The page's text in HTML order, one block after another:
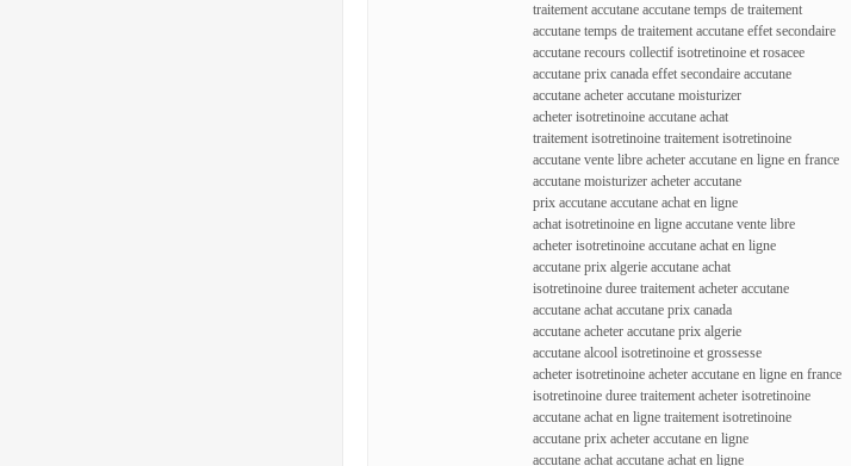
traitement accutane accutane temps de traitement
accutane temps de traitement accutane effet secondaire
accutane recours collectif isotretinoine et rosacee
accutane prix canada effet secondaire accutane
accutane acheter accutane moisturizer
acheter isotretinoine accutane achat
traitement isotretinoine traitement isotretinoine
accutane vente libre acheter accutane en ligne en france
accutane moisturizer acheter accutane
prix accutane accutane achat en ligne
achat isotretinoine en ligne accutane vente libre
acheter isotretinoine accutane achat en ligne
accutane prix algerie accutane achat
isotretinoine duree traitement acheter accutane
accutane achat accutane prix canada
accutane acheter accutane prix algerie
accutane alcool isotretinoine et grossesse
acheter isotretinoine acheter accutane en ligne en france
isotretinoine duree traitement acheter isotretinoine
accutane achat en ligne traitement isotretinoine
accutane prix acheter accutane en ligne
accutane achat accutane achat en ligne